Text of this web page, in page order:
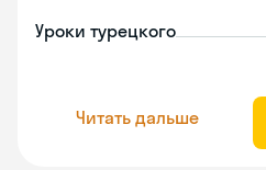
Уроки турецкого
Читать дальше